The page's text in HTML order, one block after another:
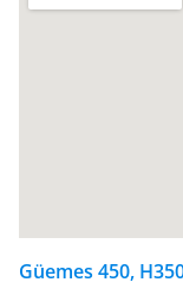
Güemes 450,